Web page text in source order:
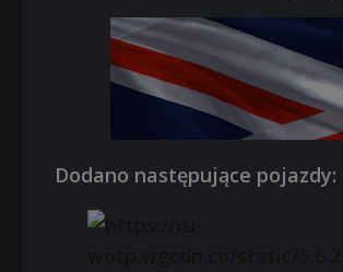
Dodano następujące pojazdy: